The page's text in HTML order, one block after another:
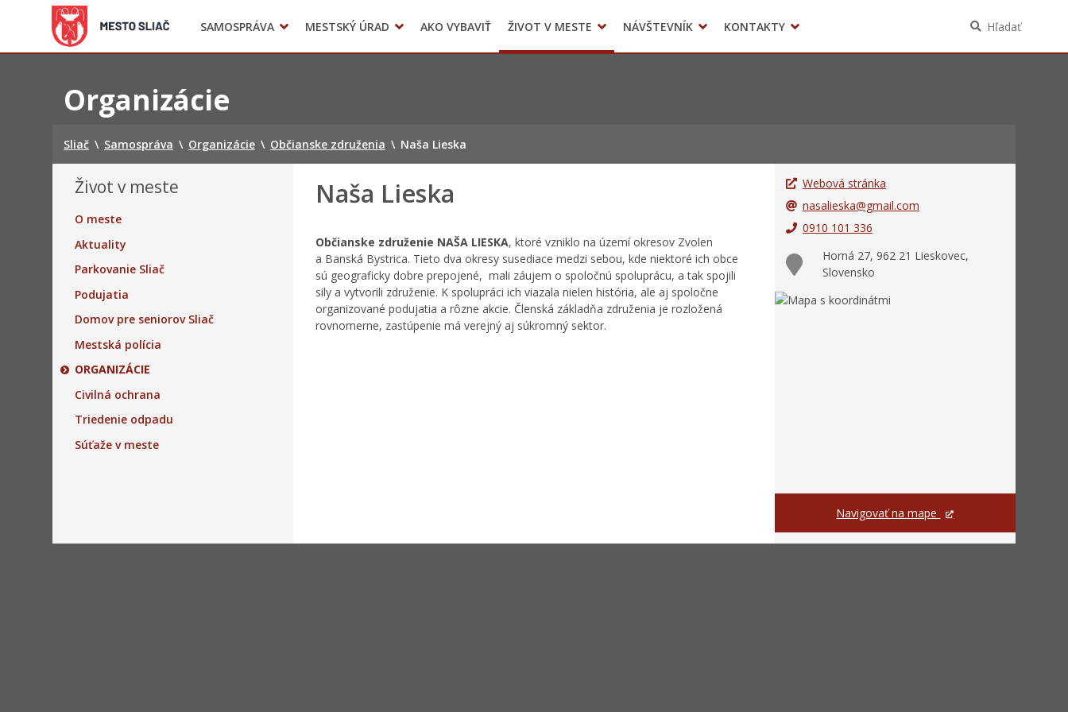
SAMOSPRÁVA
Komisie
Územné plánovanie
Voľby
MESTSKÝ ÚRAD
AKO VYBAVIŤ
ŽIVOT V MESTE
Civilná ochrana
Mestské kultúrne stredisko Sliač
NÁVŠTEVNÍK
KONTAKTY Hľadať
Organizácie
Sliač \ Samospráva \ Organizácie \ Občianske združenia \ Naša Lieska
Život v meste
O meste
Aktuality
Parkovanie Sliač
Podujatia
Domov pre seniorov Sliač
Mestská polícia
ORGANIZÁCIE
Civilná ochrana
Triedenie odpadu
Súťaže v meste
Naša Lieska
Občianske združenie NAŠA LIESKA, ktoré vzniklo na území okresov Zvolen
a Banská Bystrica. Tieto dva okresy susediace medzi sebou, kde niektoré ich obce
sú geograficky dobre prepojené, mali záujem o spoločnú spoluprácu, a tak spojili
sily a vytvorili združenie. K spolupráci ich viazala nielen história, ale aj spoločne
organizované podujatia a rôzne akcie. Členská základňa združenia je rozložená
rovnomerne, zastúpenie má verejný aj súkromný sektor.
Webová stránka
nasalieska@gmail.com
0910 101 336
Horná 27, 962 21 Lieskovec,
Slovensko
Navigovať na mape